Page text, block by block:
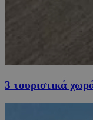
3 τουριστικά